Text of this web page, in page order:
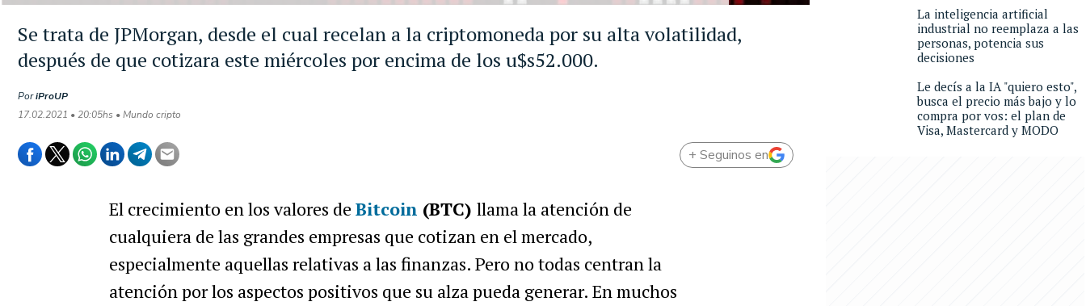
Se trata de JPMorgan, desde el cual recelan a la criptomoneda por su alta volatilidad,
después de que cotizara este miércoles por encima de los u$s52.000.
PoriProUP
17.02.2021 • 20:05hs • Mundo cripto
+ Seguinos en
El crecimiento en los valores de Bitcoin (BTC) llama la atención de
cualquiera de las grandes empresas que cotizan en el mercado,
especialmente aquellas relativas a las finanzas. Pero no todas centran la
atención por los aspectos positivos que su alza pueda generar. En muchos
La inteligencia artificial
industrial no reemplaza a las
personas, potencia sus
decisiones
Le decís a la IA "quiero esto",
busca el precio más bajo y lo
compra por vos: el plan de
Visa, Mastercard y MODO